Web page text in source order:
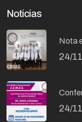
Noticias
Nota
24/
24/